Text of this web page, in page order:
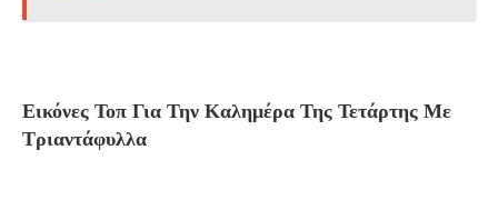
Εικόνες Τοπ Για Την Καλημέρα Της Τετάρτης Με
Τριαντάφυλλα